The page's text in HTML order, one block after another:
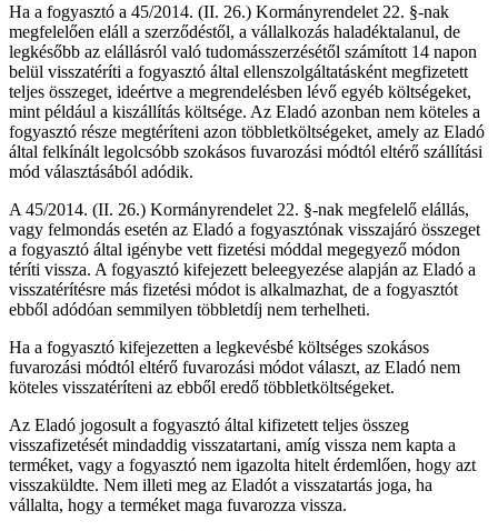
Ha a fogyasztó a 45/2014. (II. 26.) Kormányrendelet 22. §-nak
megfelelően eláll a szerződéstől, a vállalkozás haladéktalanul, de
legkésőbb az elállásról való tudomásszerzésétől számított 14 napon
belül visszatéríti a fogyasztó által ellenszolgáltatásként megfizetett
teljes összeget, ideértve a megrendelésben lévő egyéb költségeket,
mint például a kiszállítás költsége. Az Eladó azonban nem köteles a
fogyasztó része megtéríteni azon többletköltségeket, amely az Eladó
által felkínált legolcsóbb szokásos fuvarozási módtól eltérő szállítási
mód választásából adódik.
A 45/2014. (II. 26.) Kormányrendelet 22. §-nak megfelelő elállás,
vagy felmondás esetén az Eladó a fogyasztónak visszajáró összeget
a fogyasztó által igénybe vett fizetési móddal megegyező módon
téríti vissza. A fogyasztó kifejezett beleegyezése alapján az Eladó a
visszatérítésre más fizetési módot is alkalmazhat, de a fogyasztót
ebből adódóan semmilyen többletdíj nem terhelheti.
Ha a fogyasztó kifejezetten a legkevésbé költséges szokásos
fuvarozási módtól eltérő fuvarozási módot választ, az Eladó nem
köteles visszatéríteni az ebből eredő többletköltségeket.
Az Eladó jogosult a fogyasztó által kifizetett teljes összeg
visszafizetését mindaddig visszatartani, amíg vissza nem kapta a
terméket, vagy a fogyasztó nem igazolta hitelt érdemlően, hogy azt
visszaküldte. Nem illeti meg az Eladót a visszatartás joga, ha
vállalta, hogy a terméket maga fuvarozza vissza.